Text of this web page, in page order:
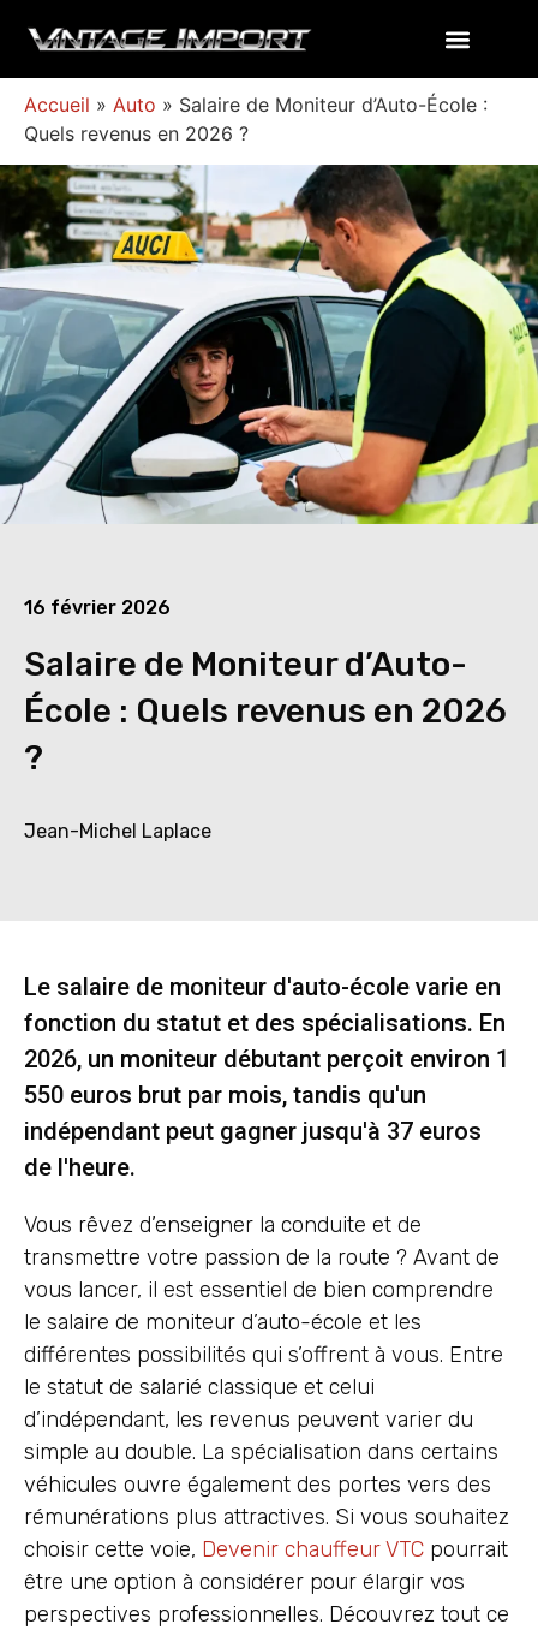
Accueil » Auto » Salaire de Moniteur d’Auto-École :
Quels revenus en 2026 ?
16 février 2026
Salaire de Moniteur d’Auto-
École : Quels revenus en 2026
?
Jean-Michel Laplace
Le salaire de moniteur d'auto-école varie en
fonction du statut et des spécialisations. En
2026, un moniteur débutant perçoit environ 1
550 euros brut par mois, tandis qu'un
indépendant peut gagner jusqu'à 37 euros
de l'heure.
Vous rêvez d’enseigner la conduite et de
transmettre votre passion de la route ? Avant de
vous lancer, il est essentiel de bien comprendre
le salaire de moniteur d’auto-école et les
différentes possibilités qui s’offrent à vous. Entre
le statut de salarié classique et celui
d’indépendant, les revenus peuvent varier du
simple au double. La spécialisation dans certains
véhicules ouvre également des portes vers des
rémunérations plus attractives. Si vous souhaitez
choisir cette voie, Devenir chauffeur VTC pourrait
être une option à considérer pour élargir vos
perspectives professionnelles. Découvrez tout ce